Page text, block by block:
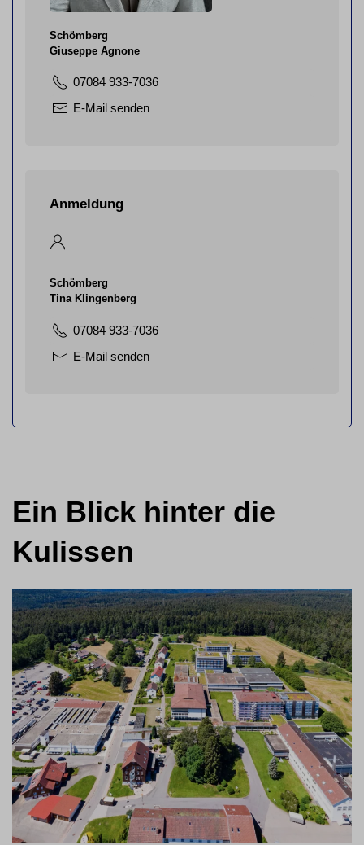
Schömberg
Giuseppe Agnone
07084 933-7036
E-Mail senden
Anmeldung
Schömberg
Tina Klingenberg
07084 933-7036
E-Mail senden
Ein Blick hinter die
Kulissen